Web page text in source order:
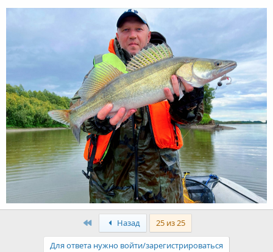
ПервыйНазад 25 из 25
Для ответа нужно войти/зарегистрироваться